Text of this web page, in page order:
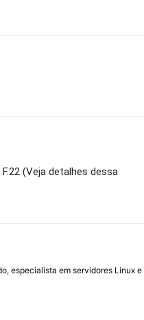
(Veja detalhes dessa
especialista em servidores Linux